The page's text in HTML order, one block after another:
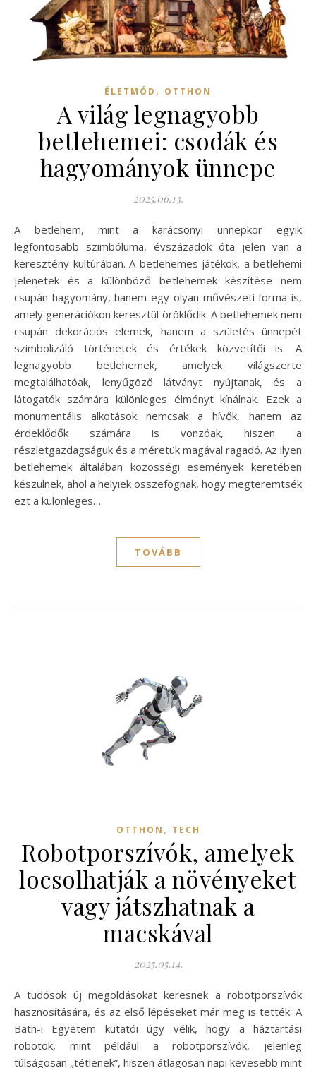
ÉLETMÓD , OTTHON
A világ legnagyobb
betlehemei: csodák és
hagyományok ünnepe
2025.06.13.
A betlehem, mint a karácsonyi ünnepkör egyik
legfontosabb szimbóluma, évszázadok óta jelen van a
keresztény kultúrában. A betlehemes játékok, a betlehemi
jelenetek és a különböző betlehemek készítése nem
csupán hagyomány, hanem egy olyan művészeti forma is,
amely generációkon keresztül öröklődik. A betlehemek nem
csupán dekorációs elemek, hanem a születés ünnepét
szimbolizáló történetek és értékek közvetítői is. A
legnagyobb betlehemek, amelyek világszerte
megtalálhatóak, lenyűgöző látványt nyújtanak, és a
látogatók számára különleges élményt kínálnak. Ezek a
monumentális alkotások nemcsak a hívők, hanem az
érdeklődők számára is vonzóak, hiszen a
részletgazdagságuk és a méretük magával ragadó. Az ilyen
betlehemek általában közösségi események keretében
készülnek, ahol a helyiek összefognak, hogy megteremtsék
ezt a különleges…
TOVÁBB
OTTHON , TECH
Robotporszívók, amelyek
locsolhatják a növényeket
vagy játszhatnak a
macskával
2025.05.14.
A tudósok új megoldásokat keresnek a robotporszívók
hasznosítására, és az első lépéseket már meg is tették. A
Bath-i Egyetem kutatói úgy vélik, hogy a háztartási
robotok, mint például a robotporszívók, jelenleg
túlságosan „tétlenek”, hiszen átlagosan napi kevesebb mint